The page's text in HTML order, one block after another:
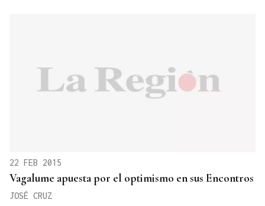
22 FEB 2015
Vagalume apuesta por el optimismo en sus Encontros
JOSÉ CRUZ